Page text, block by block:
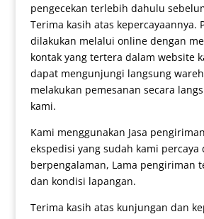
pengecekan terlebih dahulu
Terima kasih atas kepercayaannya.
dilakukan melalui online dengan
kontak yang tertera dalam website
dapat mengunjungi langsung
melakukan pemesanan secara
kami.
Kami menggunakan Jasa
ekspedisi yang sudah kami percaya
berpengalaman, Lama pengiriman
dan kondisi lapangan.
Terima kasih atas kunjungan dan